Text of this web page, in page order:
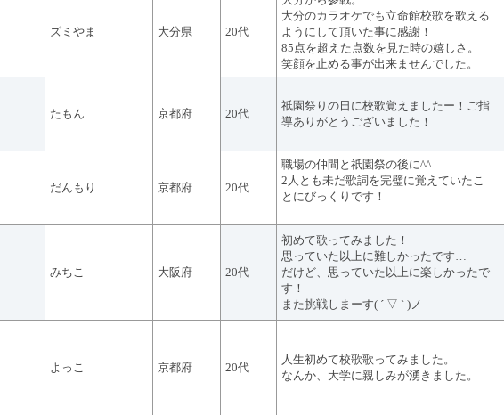
ズミやま 大分県 20代
大分のカラオケでも立命館校歌を歌える
ようにして頂いた事に感謝！
85点を超えた点数を見た時の嬉しさ。
笑顔を止める事が出来ませんでした。
たもん 京都府 20代
祇園祭りの日に校歌覚えましたー！ご指
導ありがとうございました！
だんもり 京都府 20代
職場の仲間と祇園祭の後に^^
2人とも未だ歌詞を完璧に覚えていたこ
とにびっくりです！
みちこ 大阪府 20代
初めて歌ってみました！
思っていた以上に難しかったです…
だけど、思っていた以上に楽しかったで
す！
また挑戦しまーす( ´ ▽ ` )ノ
よっこ 京都府 20代
人生初めて校歌歌ってみました。
なんか、大学に親しみが湧きました。